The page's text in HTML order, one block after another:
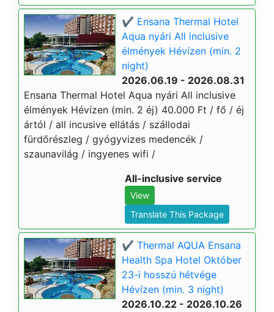
✔️ Ensana Thermal Hotel
Aqua nyári All inclusive
élmények Hévízen (min. 2
night)
2026.06.19 - 2026.08.31
Ensana Thermal Hotel Aqua nyári All inclusive
élmények Hévízen (min. 2 éj) 40.000 Ft / fő / éj
ártól / all incusive ellátás / szállodai
fürdőrészleg / gyógyvizes medencék /
szaunavilág / ingyenes wifi /
All-inclusive service
View
Translate This Package
✔️ Thermal AQUA Ensana
Health Spa Hotel Október
23-i hosszú hétvége
Hévízen (min. 3 night)
2026.10.22 - 2026.10.26